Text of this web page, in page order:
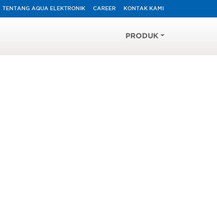
TENTANG AQUA ELEKTRONIK CAREER KONTAK KAMI
PRODUK